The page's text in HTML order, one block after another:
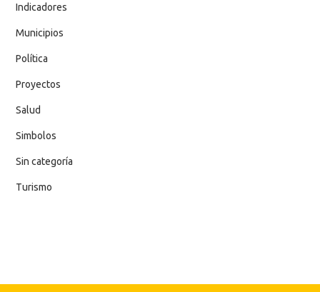
Indicadores
Municipios
Política
Proyectos
Salud
Simbolos
Sin categoría
Turismo